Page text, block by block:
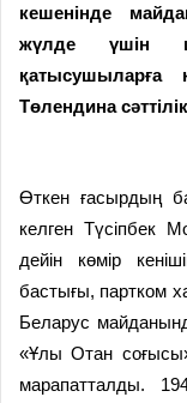
кешенінде
жүлде үшін
қатысушыларға
Төлендина
Өткен ғасырдың
келген Түсіпбек
дейін көмір
бастығы, партком
Беларус
«Ұлы Отан
марапатталды.